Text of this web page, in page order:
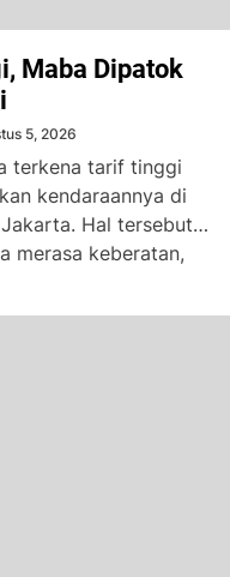
Maba Dipatok
5, 2026
terkena tarif tinggi
kendaraannya di
Hal tersebut
merasa keberatan,